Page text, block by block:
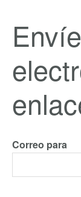
Correo para